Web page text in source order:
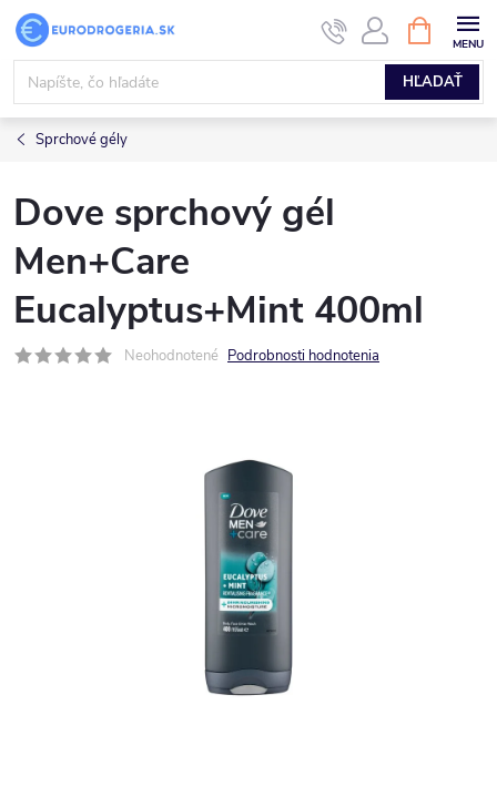
Prejsť
obsah
HĽADAŤ
KOŠÍK
Sprchové gély
Dove sprchový gél
Men+Care
Eucalyptus+Mint 400ml
Neohodnotené Podrobnosti hodnotenia